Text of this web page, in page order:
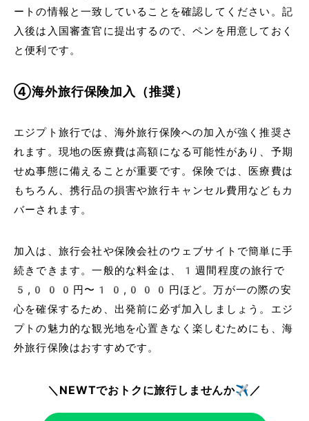
ートの情報と一致していることを確認してください。記
入後は入国審査官に提出するので、ペンを用意しておく
と便利です。
④海外旅行保険加入（推奨）
エジプト旅行では、海外旅行保険への加入が強く推奨さ
れます。現地の医療費は高額になる可能性があり、予期
せぬ事態に備えることが重要です。保険では、医療費は
もちろん、携行品の損害や旅行キャンセル費用などもカ
バーされます。
加入は、旅行会社や保険会社のウェブサイトで簡単に手
続きできます。一般的な料金は、1週間程度の旅行で
5,000円〜10,000円ほど。万が一の際の安
心を確保するため、出発前に必ず加入しましょう。エジ
プトの魅力的な観光地を心置きなく楽しむためにも、海
外旅行保険はおすすめです。
＼NEWTでおトクに旅行しませんか✈️／